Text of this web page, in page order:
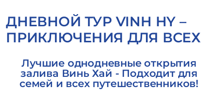
ДНЕВНОЙ ТУР VINH HY –
ПРИКЛЮЧЕНИЯ ДЛЯ ВСЕХ
Лучшие однодневные открытия
залива Винь Хай - Подходит для
семей и всех путешественников!